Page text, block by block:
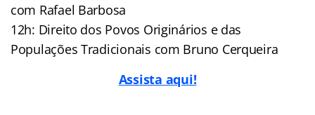
com Rafael Barbosa
12h: Direito dos Povos Originários e das
Populações Tradicionais com Bruno Cerqueira
Assista aqui!